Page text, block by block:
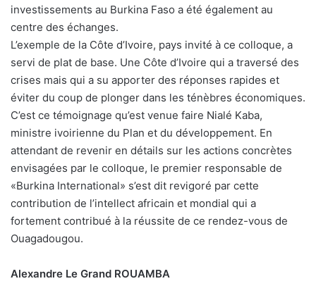
investissements au Burkina Faso a été également au
centre des échanges.
L’exemple de la Côte d’Ivoire, pays invité à ce colloque, a
servi de plat de base. Une Côte d’Ivoire qui a traversé des
crises mais qui a su apporter des réponses rapides et
éviter du coup de plonger dans les ténèbres économiques.
C’est ce témoignage qu’est venue faire Nialé Kaba,
ministre ivoirienne du Plan et du développement. En
attendant de revenir en détails sur les actions concrètes
envisagées par le colloque, le premier responsable de
«Burkina International» s’est dit revigoré par cette
contribution de l’intellect africain et mondial qui a
fortement contribué à la réussite de ce rendez-vous de
Ouagadougou.
Alexandre Le Grand ROUAMBA